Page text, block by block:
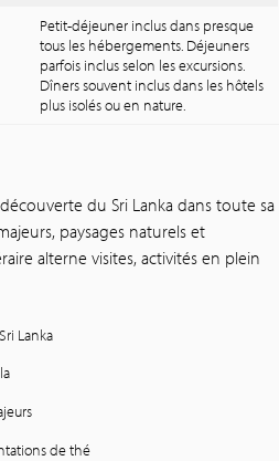
Petit-déjeuner inclus dans presque
tous les hébergements. Déjeuners
parfois inclus selon les excursions.
Dîners souvent inclus dans les hôtels
plus isolés ou en nature.
du Sri Lanka dans toute sa
paysages naturels et
alterne visites, activités en plein
Lanka
de thé